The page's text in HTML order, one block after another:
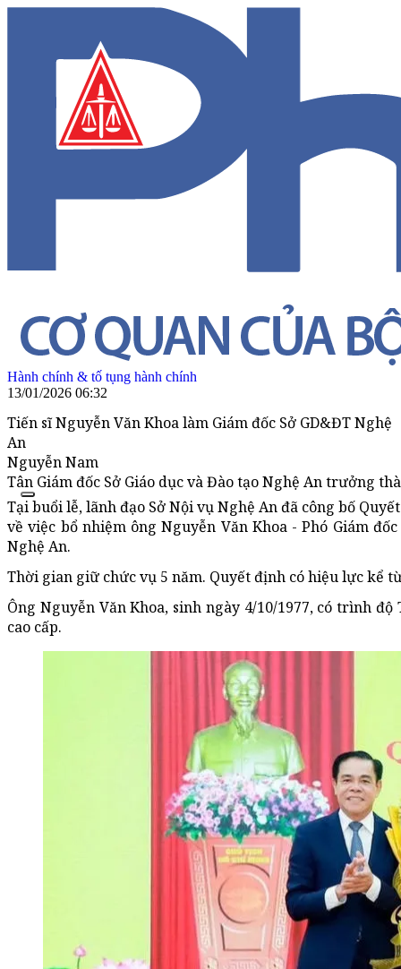
Hành chính & tố tụng hành chính
13/01/2026 06:32
Tiến sĩ Nguyễn Văn Khoa làm Giám đốc Sở GD&ĐT Nghệ
An
Nguyễn Nam
Tân Giám đốc Sở Giáo dục và Đào tạo Nghệ An trưởng
Tại buổi lễ, lãnh đạo Sở Nội vụ Nghệ An đã công bố
về việc bổ nhiệm ông Nguyễn Văn Khoa - Phó Giám
Nghệ An.
Thời gian giữ chức vụ 5 năm. Quyết định có hiệu lực kể
Ông Nguyễn Văn Khoa, sinh ngày 4/10/1977, có trình
cao cấp.